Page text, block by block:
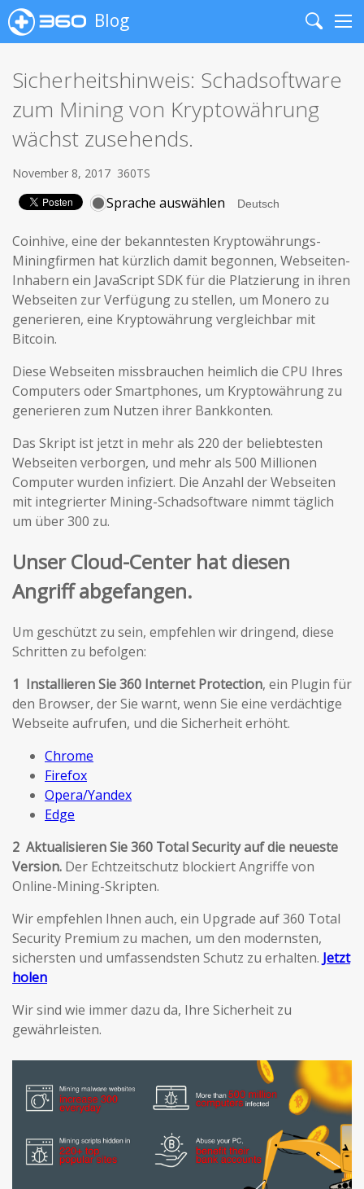
Blog
Search
Sicherheitshinweis: Schadsoftware
zum Mining von Kryptowährung
wächst zusehends.
November 8, 2017 360TS
Sprache auswählen
Coinhive, eine der bekanntesten Kryptowährungs-
Miningfirmen hat kürzlich damit begonnen, Webseiten-
Inhabern ein JavaScript SDK für die Platzierung in ihren
Webseiten zur Verfügung zu stellen, um Monero zu
generieren, eine Kryptowährung vergleichbar mit
Bitcoin.
Diese Webseiten missbrauchen heimlich die CPU Ihres
Computers oder Smartphones, um Kryptowährung zu
generieren zum Nutzen ihrer Bankkonten.
Das Skript ist jetzt in mehr als 220 der beliebtesten
Webseiten verborgen, und mehr als 500 Millionen
Computer wurden infiziert. Die Anzahl der Webseiten
mit integrierter Mining-Schadsoftware nimmt täglich
um über 300 zu.
Unser Cloud-Center hat diesen
Angriff abgefangen.
Um geschützt zu sein, empfehlen wir dringend, diese
Schritten zu befolgen:
1 Installieren Sie 360 Internet Protection, ein Plugin für
den Browser, der Sie warnt, wenn Sie eine verdächtige
Webseite aufrufen, und die Sicherheit erhöht.
Chrome
Firefox
Opera/Yandex
Edge
2 Aktualisieren Sie 360 Total Security auf die neueste
Version. Der Echtzeitschutz blockiert Angriffe von
Online-Mining-Skripten.
Wir empfehlen Ihnen auch, ein Upgrade auf 360 Total
Security Premium zu machen, um den modernsten,
sichersten und umfassendsten Schutz zu erhalten. Jetzt
holen
Wir sind wie immer dazu da, Ihre Sicherheit zu
gewährleisten.